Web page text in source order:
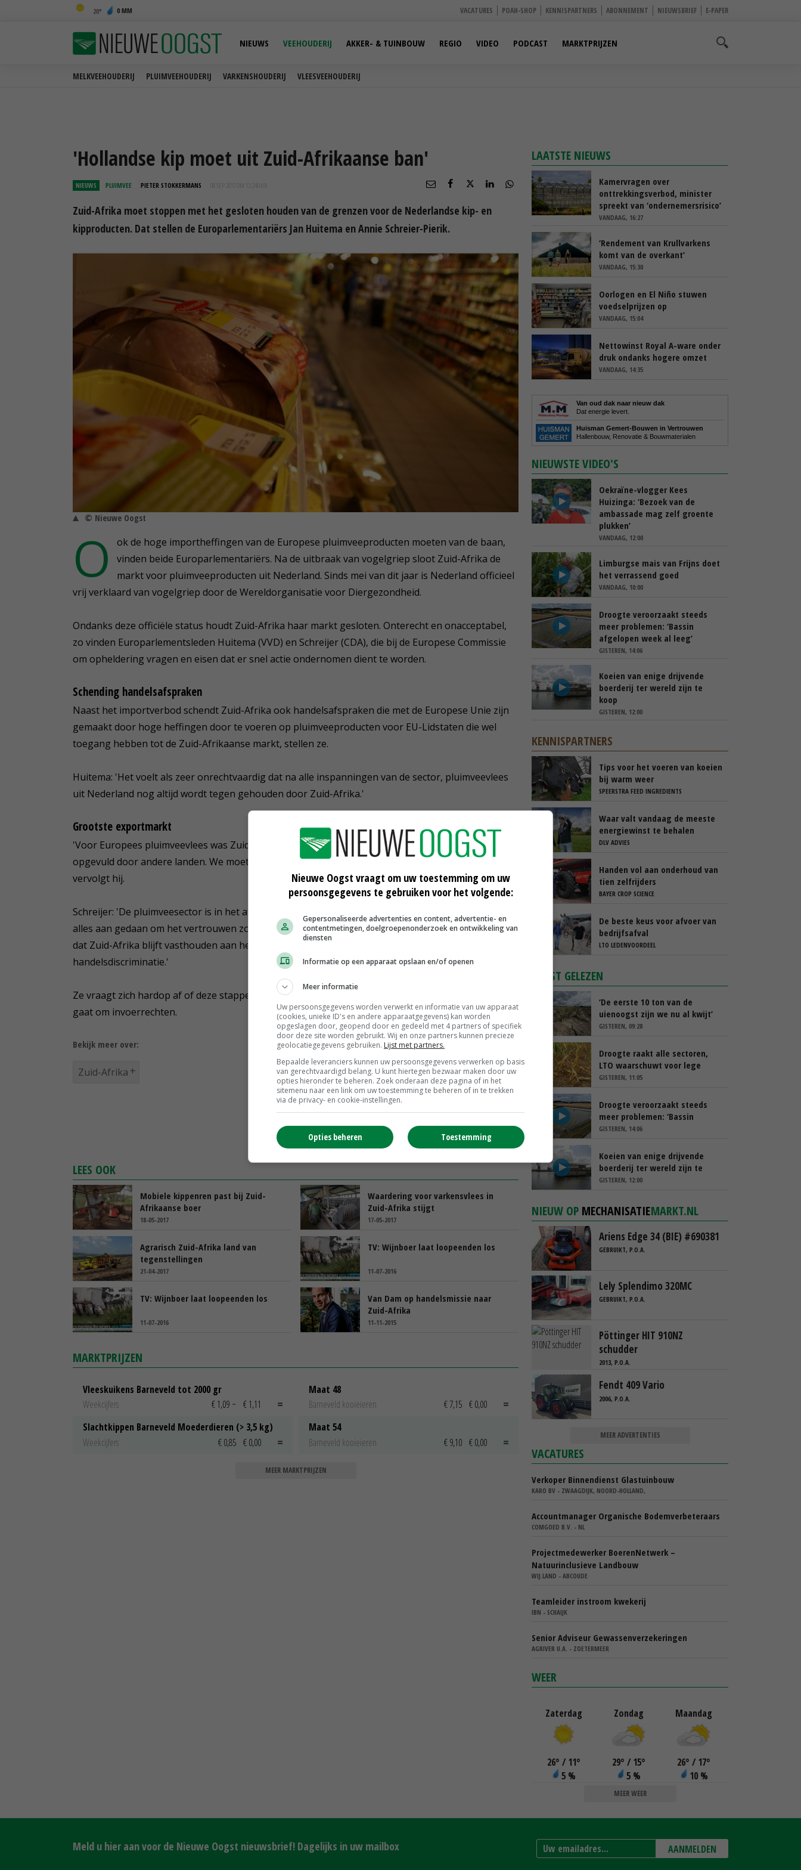
20 0 MM VACATURES POAH-SHOP KENNISPARTNERS ABONNEMENT NIEUWSBRIEF E-PAPER
MELKVEEHOUDERIJ PLUIMVEEHOUDERIJ VARKENSHOUDERIJ VLEESVEEHOUDERIJ
NIEUWS VEEHOUDERIJ AKKER- & TUINBOUW REGIO VIDEO PODCAST MARKTPRIJZEN
'Hollandse kip moet uit Zuid-Afrikaanse ban'
NIEUWS PLUIMVEE PIETER STOKKERMANS 08 SEP 2017 OM 13:24
Zuid-Afrika moet stoppen met het gesloten houden van de grenzen voor de Nederlandse kip- en
kipproducten. Dat stellen de Europarlementariërs Jan Huitema en Annie Schreier-Pierik.
© Nieuwe Oogst
O
ok de hoge importheffingen van de Europese pluimveeproducten moeten van de baan,
vinden beide Europarlementariërs. Na de uitbraak van vogelgriep sloot Zuid-Afrika de
markt voor pluimveeproducten uit Nederland. Sinds mei van dit jaar is Nederland officieel
vrij verklaard van vogelgriep door de Wereldorganisatie voor Diergezondheid.
Ondanks deze officiële status houdt Zuid-Afrika haar markt gesloten. Onterecht en onacceptabel,
zo vinden Europarlementsleden Huitema (VVD) en Schreijer (CDA), die bij de Europese Commissie
om opheldering vragen en eisen dat er snel actie ondernomen dient te worden.
Schending handelsafspraken
Naast het importverbod schendt Zuid-Afrika ook handelsafspraken die met de Europese Unie zijn
gemaakt door hoge heffingen door te voeren op pluimveeproducten voor EU-Lidstaten die wel
toegang hebben tot de Zuid-Afrikaanse markt, stellen ze.
Huitema: 'Het voelt als zeer onrechtvaardig dat na alle inspanningen van de sector, pluimveevlees
uit Nederland nog altijd wordt tegen gehouden door Zuid-Afrika.'
Grootste exportmarkt
'Voor Europees pluimveevlees was Zuid - Afrika de grootste exportmarkt, dit gat wordt nu
opgevuld door andere landen. We moeten hier dus zo snel mogelijk een oplossing voor vinden',
vervolgt hij.
Schreijer: 'De pluimveesector is in het afgelopen jaar hard getroffen door de vogelgriep en heeft er
alles aan gedaan om het vertrouwen zo snel mogelijk terug te winnen. Het kan dan ook niet zo zijn
dat Zuid-Afrika blijft vasthouden aan het verbod van Nederlandse pluimveeproducten. Dat is pure
handelsdiscriminatie.'
Ze vraagt zich hardop af of deze stappen van Zuid-Afrika wel conform de WTO-regels zijn als het
gaat om invoerrechten.
Bekijk meer over:
Zuid-Afrika
LEES OOK
Mobiele kippenren past bij Zuid-
Afrikaanse boer
18-05-2017
Waardering voor varkensvlees in
Zuid-Afrika stijgt
17-05-2017
Agrarisch Zuid-Afrika land van
tegenstellingen
21-04-2017
TV: Wijnboer laat loopeenden los
11-07-2016
TV: Wijnboer laat loopeenden los
11-07-2016
Van Dam op handelsmissie naar
Zuid-Afrika
11-11-2015
MARKTPRIJZEN
Vleeskuikens Barneveld tot 2000 gr
Weekcijfers
€ 1,09 ~ € 1,11
Slachtkippen Barneveld Moederdieren (> 3,5 kg)
Weekcijfers
€ 0,85 € 0,00
Maat 48
Barneveld kooieieren
€ 7,15 € 0,00
Maat 54
Barneveld kooieieren
€ 9,10 € 0,00
MEER MARKTPRIJZEN
LAATSTE NIEUWS
Kamervragen over
onttrekkingsverbod, minister
spreekt van ‘ondernemersrisico’
VANDAAG, 16:27
‘Rendement van Krullvarkens
komt van de overkant’
VANDAAG, 15:30
Oorlogen en El Niño stuwen
voedselprijzen op
VANDAAG, 15:04
Nettowinst Royal A-ware onder
druk ondanks hogere omzet
VANDAAG, 14:35
Van oud dak naar nieuw dak
Dat energie levert.
Huisman Gemert-Bouwen in Vertrouwen
Hallenbouw, Renovatie & Bouwmaterialen
NIEUWSTE VIDEO'S
Oekraïne-vlogger Kees
Huizinga: ‘Bezoek van de
ambassade mag zelf groente
plukken’
VANDAAG, 12:00
Limburgse mais van Frijns doet
het verrassend goed
VANDAAG, 10:00
Droogte veroorzaakt steeds
meer problemen: ‘Bassin
afgelopen week al leeg’
GISTEREN, 14:06
Koeien van enige drijvende
boerderij ter wereld zijn te
koop
GISTEREN, 12:00
KENNISPARTNERS
Tips voor het voeren van koeien
bij warm weer
SPEERSTRA FEED INGREDIENTS
Waar valt vandaag de meeste
energiewinst te behalen
DLV ADVIES
Handen vol aan onderhoud van
tien zelfrijders
BAYER CROP SCIENCE
De beste keus voor afvoer van
bedrijfsafval
LTO LEDENVOORDEEL
MEEST GELEZEN
‘De eerste 10 ton van de
uienoogst zijn we nu al kwijt’
GISTEREN, 09:28
Droogte raakt alle sectoren,
LTO waarschuwt voor lege
schappen
GISTEREN, 11:05
Droogte veroorzaakt steeds
meer problemen: ‘Bassin
afgelopen week al leeg’
GISTEREN, 14:06
Koeien van enige drijvende
boerderij ter wereld zijn te
koop
GISTEREN, 12:00
NIEUW OP MECHANISATIEMARKT.NL
Ariens Edge 34 (BIE) #690381
GEBRUIKT, P.O.A.
Lely Splendimo 320MC
GEBRUIKT, P.O.A.
Pöttinger HIT 910NZ
schudder
2013, P.O.A.
Fendt 409 Vario
2006, P.O.A.
MEER ADVERTENTIES
VACATURES
Verkoper Binnendienst Glastuinbouw
KARO BV - ZWAAGDIJK, NOORD-HOLLAND,
Accountmanager Organische Bodemverbeteraars
COMGOED B.V. - NL
Projectmedewerker BoerenNetwerk –
Natuurinclusieve Landbouw
WIJ.LAND - ABCOUDE
Teamleider instroom kwekerij
IBN - SCHAIJK
Senior Adviseur Gewassenverzekeringen
AGRIVER U.A. - ZOETERMEER
WEER
Zaterdag
26° / 11°
5 %
Zondag
29° / 15°
5 %
Maandag
26° / 17°
10 %
MEER WEER
Meld u hier aan voor de Nieuwe Oogst nieuwsbrief! Dagelijks in uw mailbox AANMELDEN
Nieuwe Oogst vraagt om uw toestemming om uw
persoonsgegevens te gebruiken voor het volgende:
Gepersonaliseerde advertenties en content, advertentie- en
contentmetingen, doelgroepenonderzoek en ontwikkeling van
diensten
Informatie op een apparaat opslaan en/of openen
Meer informatie
Uw persoonsgegevens worden verwerkt en informatie van uw apparaat
(cookies, unieke ID's en andere apparaatgegevens) kan worden
opgeslagen door, geopend door en gedeeld met 4 partners of specifiek
door deze site worden gebruikt. Wij en onze partners kunnen precieze
geolocatiegegevens gebruiken. Lijst met partners.
Bepaalde leveranciers kunnen uw persoonsgegevens verwerken op basis
van gerechtvaardigd belang. U kunt hiertegen bezwaar maken door uw
opties hieronder te beheren. Zoek onderaan deze pagina of in het
sitemenu naar een link om uw toestemming te beheren of in te trekken
via de privacy- en cookie-instellingen.
Toestemming
Opties beheren